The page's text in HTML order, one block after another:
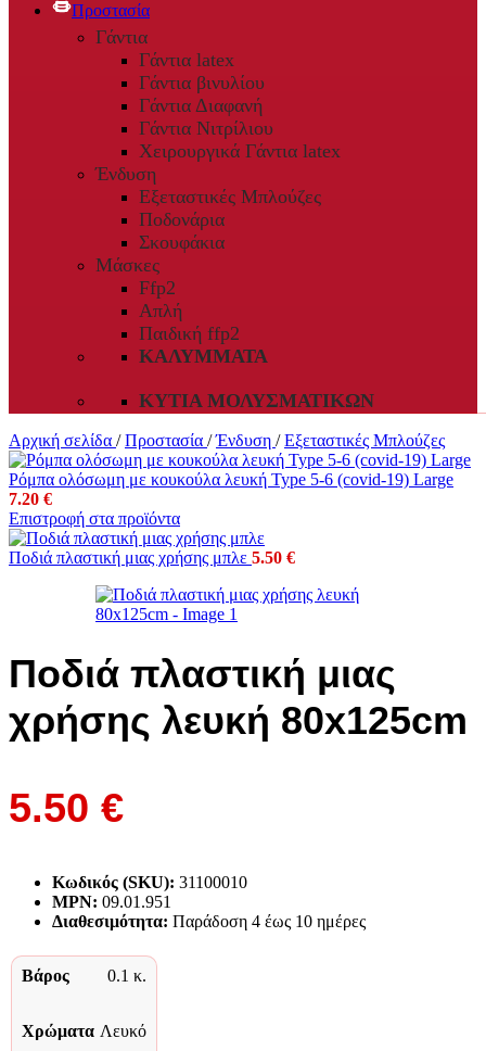
Προστασία
Γάντια
Γάντια latex
Γάντια βινυλίου
Γάντια Διαφανή
Γάντια Νιτρίλιου
Χειρουργικά Γάντια latex
Ένδυση
Εξεταστικές Μπλούζες
Ποδονάρια
Σκουφάκια
Μάσκες
Ffp2
Απλή
Παιδική ffp2
ΚΑΛΎΜΜΑΤΑ
ΚΥΤΊΑ ΜΟΛΥΣΜΑΤΙΚΏΝ
Αρχική σελίδα / Προστασία / Ένδυση / Εξεταστικές Μπλούζες
Ρόμπα ολόσωμη με κουκούλα λευκή Type 5-6 (covid-19) Large
7.20 €
Επιστροφή στα προϊόντα
Ποδιά πλαστική μιας χρήσης μπλε 5.50 €
Ποδιά πλαστική μιας
χρήσης λευκή 80x125cm
5.50 €
Κωδικός (SKU): 31100010
MPN: 09.01.951
Διαθεσιμότητα: Παράδoση 4 έως 10 ημέρες
Βάρος 0.1 κ.
Χρώματα Λευκό